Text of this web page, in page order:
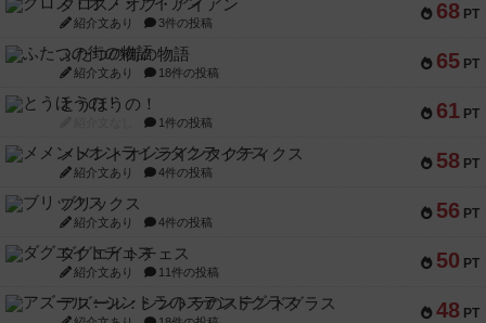
68 PT
クロス・オブ・アイアン
紹介文あり 3件の投稿
65 PT
ふたつの街の物語
紹介文あり 18件の投稿
61 PT
とうほうの！
1件の投稿
58 PT
メメントオンラインタクティクス
紹介文あり 4件の投稿
56 PT
ブリックス
紹介文あり 4件の投稿
50 PT
ダグエイトチェス
紹介文あり 11件の投稿
48 PT
アズール：シントラのステンドグラス